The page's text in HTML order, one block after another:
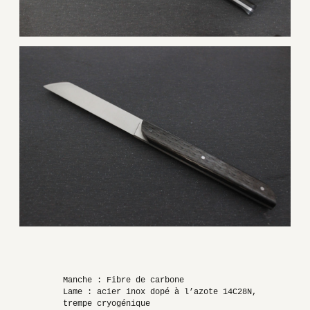
Manche : Fibre de carbone
Lame : acier inox dopé à l’azote 14C28N,
trempe cryogénique